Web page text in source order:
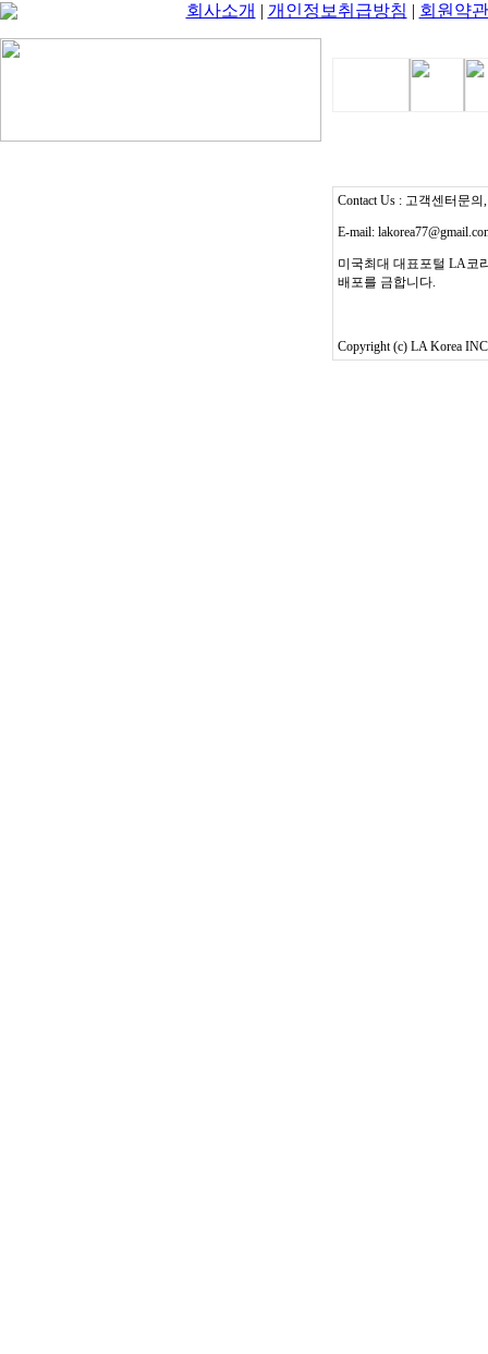
회사소개 | 개인정보취급방침 | 회원약관
Contact Us : 고객센터문의
E-mail:
미국최대 대표포털 LA코
배포를 금합니다.
Copyright (c) LA Korea